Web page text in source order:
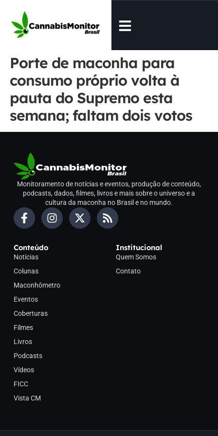
Porte de maconha para
consumo próprio volta à
pauta do Supremo esta
semana; faltam dois votos
Monitoramento de notícias e eventos, produção de conteúdo,
podcasts, dados, filmes, livros e mais sobre o universo e a
cultura da maconha no Brasil e no mundo.
Conteúdo
Notícias
Colunas
Maconhômetro
Eventos
Coberturas
Filmes
Livros
Podcasts
Vídeos
FICC
Vista CM
Institucional
Quem Somos
Contato